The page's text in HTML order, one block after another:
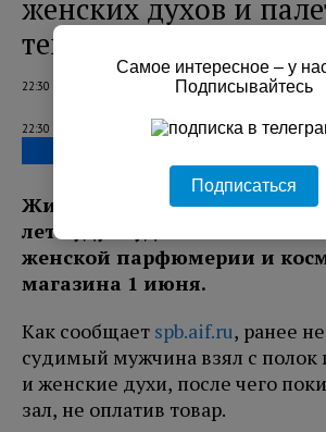
женских духов и
теней в Петербурге
22:30 08.08.2026
22:30 08.08.2026
Жителя Санкт-Петербурга в
лет будут судить по
женской парфюмерии и
магазина 1 июня.
Как сообщает spb.aif.ru, ранее
судимый мужчина взял с полок
и женские духи, после чего
зал, не оплатив товар.
Самое интересное – у
Подписывайтесь
Подписаться